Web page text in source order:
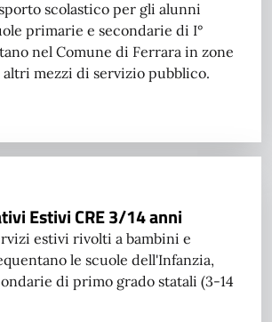
scolastico per gli alunni
primarie e secondarie di I°
nel Comune di Ferrara in zone
mezzi di servizio pubblico.
Estivi CRE 3/14 anni
estivi rivolti a bambini e
le scuole dell'Infanzia,
di primo grado statali (3-14